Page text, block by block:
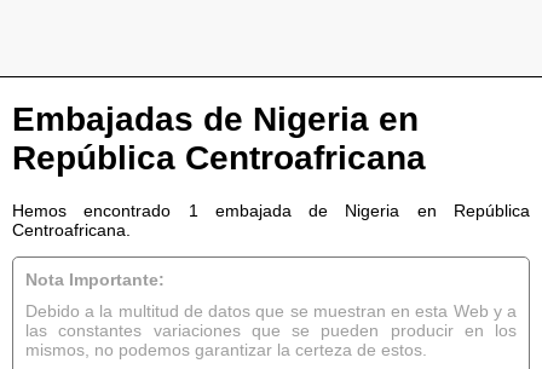
Embajadas de Nigeria en
República Centroafricana
Hemos encontrado 1 embajada de Nigeria en República
Centroafricana.
Nota Importante:
Debido a la multitud de datos que se muestran en esta Web y a
las constantes variaciones que se pueden producir en los
mismos, no podemos garantizar la certeza de estos.